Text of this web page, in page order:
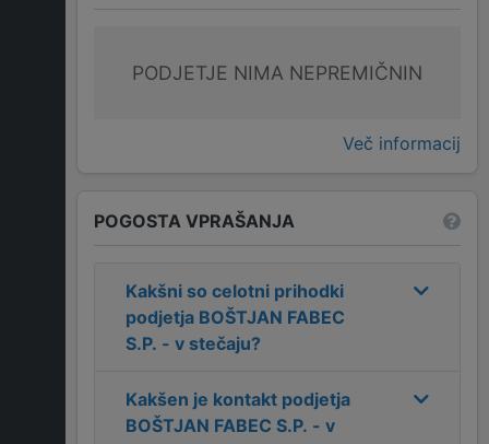
PODJETJE NIMA NEPREMIČNIN
Več informacij
POGOSTA VPRAŠANJA
Kakšni so celotni prihodki
podjetja BOŠTJAN FABEC
S.P. - v stečaju?
Kakšen je kontakt podjetja
BOŠTJAN FABEC S.P. - v